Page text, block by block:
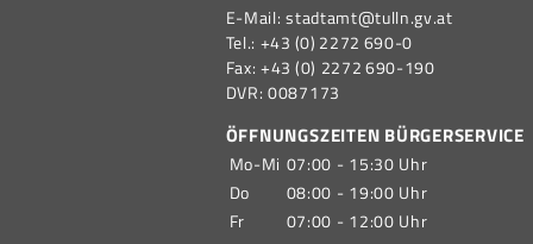
E-Mail: stadtamt@tulln.gv.at
Tel.: +43 (0) 2272 690-0
Fax: +43 (0) 2272 690-190
DVR: 0087173
ÖFFNUNGSZEITEN BÜRGERSERVICE
Mo-Mi 07:00 - 15:30 Uhr
Do
08:00 - 19:00 Uhr
Fr
07:00 - 12:00 Uhr